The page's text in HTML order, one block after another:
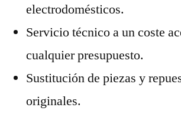
electrodomésticos.
Servicio técnico a un coste
cualquier presupuesto.
Sustitución de piezas y
originales.